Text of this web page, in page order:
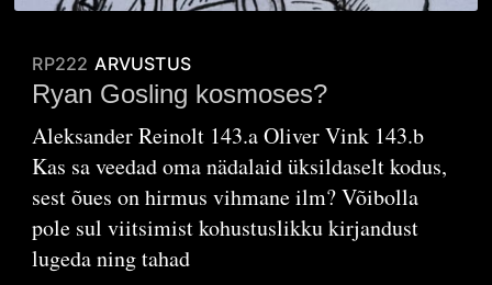
RP222 ARVUSTUS
Ryan Gosling kosmoses?
Aleksander Reinolt 143.a Oliver Vink 143.b
Kas sa veedad oma nädalaid üksildaselt kodus,
sest õues on hirmus vihmane ilm? Võibolla
pole sul viitsimist kohustuslikku kirjandust
lugeda ning tahad